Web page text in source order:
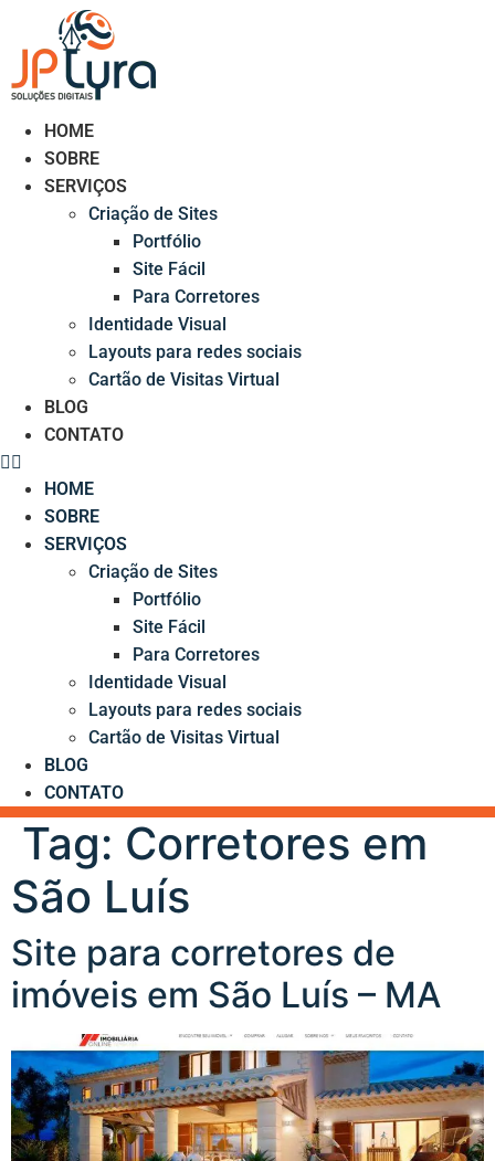
conteúdo
HOME
SOBRE
SERVIÇOS
Criação de Sites
Portfólio
Site Fácil
Para Corretores
Identidade Visual
Layouts para redes sociais
Cartão de Visitas Virtual
BLOG
CONTATO
HOME
SOBRE
SERVIÇOS
Criação de Sites
Portfólio
Site Fácil
Para Corretores
Identidade Visual
Layouts para redes sociais
Cartão de Visitas Virtual
BLOG
CONTATO
Tag: Corretores em
São Luís
Site para corretores de
imóveis em São Luís – MA